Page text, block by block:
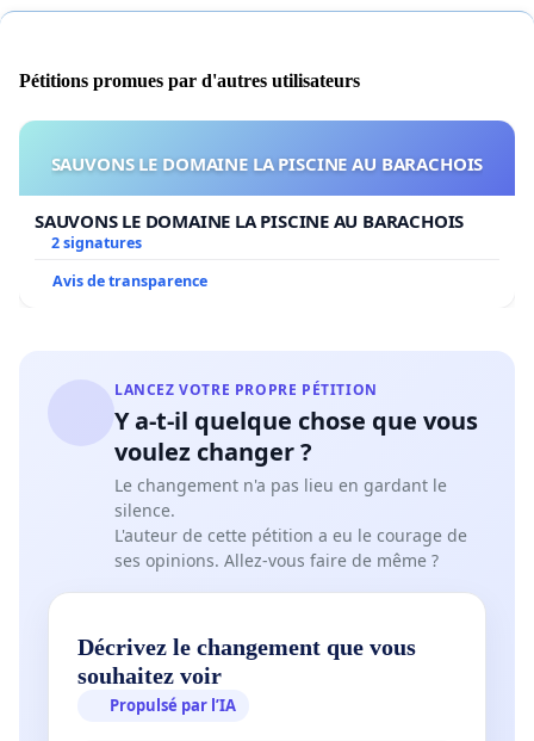
Pétitions promues par d'autres utilisateurs
SAUVONS LE DOMAINE LA PISCINE AU BARACHOIS
SAUVONS LE DOMAINE LA PISCINE AU BARACHOIS
2 signatures
Avis de transparence
LANCEZ VOTRE PROPRE PÉTITION
Y a-t-il quelque chose que vous
voulez changer ?
Le changement n'a pas lieu en gardant le
silence.
L'auteur de cette pétition a eu le courage de
ses opinions. Allez-vous faire de même ?
Décrivez le changement que vous
souhaitez voir
Propulsé par l’IA